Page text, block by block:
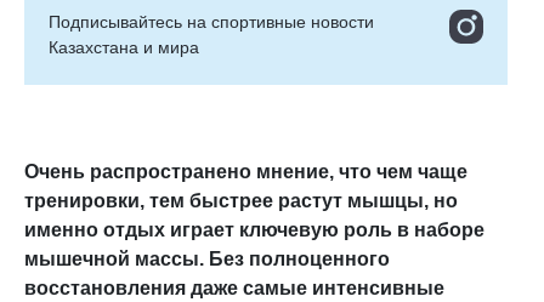
Подписывайтесь на cпортивные новости
Казахстана и мира
Очень распространено мнение, что чем чаще
тренировки, тем быстрее растут мышцы, но
именно отдых играет ключевую роль в наборе
мышечной массы. Без полноценного
восстановления даже самые интенсивные